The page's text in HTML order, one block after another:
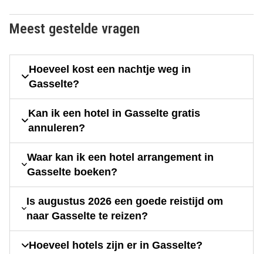
Meest gestelde vragen
Hoeveel kost een nachtje weg in
Gasselte?
Kan ik een hotel in Gasselte gratis
annuleren?
Waar kan ik een hotel arrangement in
Gasselte boeken?
Is augustus 2026 een goede reistijd om
naar Gasselte te reizen?
Hoeveel hotels zijn er in Gasselte?